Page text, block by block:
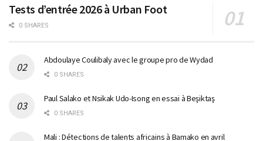
Tests d’entrée 2026 à Urban Foot
0 SHARES
Abdoulaye Coulibaly avec le groupe pro de Wydad
0 SHARES
Paul Salako et Nsikak Udo-Isong en essai à Beşiktaş
0 SHARES
Mali : Détections de talents africains à Bamako en avril